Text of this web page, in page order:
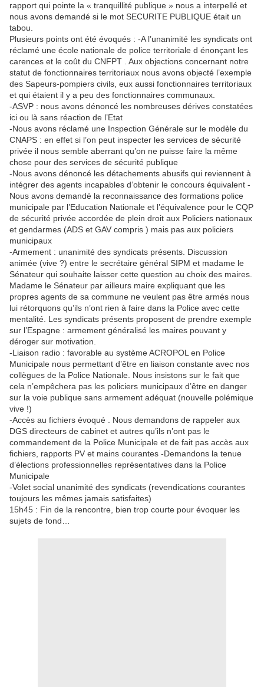
rapport qui pointe la « tranquillité publique » nous a interpellé et
nous avons demandé si le mot SECURITE PUBLIQUE était un
tabou.
Plusieurs points ont été évoqués : -A l’unanimité les syndicats ont
réclamé une école nationale de police territoriale d énonçant les
carences et le coût du CNFPT . Aux objections concernant notre
statut de fonctionnaires territoriaux nous avons objecté l’exemple
des Sapeurs-pompiers civils, eux aussi fonctionnaires territoriaux
et qui étaient il y a peu des fonctionnaires communaux.
-ASVP : nous avons dénoncé les nombreuses dérives constatées
ici ou là sans réaction de l’Etat
-Nous avons réclamé une Inspection Générale sur le modèle du
CNAPS : en effet si l’on peut inspecter les services de sécurité
privée il nous semble aberrant qu’on ne puisse faire la même
chose pour des services de sécurité publique
-Nous avons dénoncé les détachements abusifs qui reviennent à
intégrer des agents incapables d’obtenir le concours équivalent -
Nous avons demandé la reconnaissance des formations police
municipale par l’Education Nationale et l’équivalence pour le CQP
de sécurité privée accordée de plein droit aux Policiers nationaux
et gendarmes (ADS et GAV compris ) mais pas aux policiers
municipaux
-Armement : unanimité des syndicats présents. Discussion
animée (vive ?) entre le secrétaire général SIPM et madame le
Sénateur qui souhaite laisser cette question au choix des maires.
Madame le Sénateur par ailleurs maire expliquant que les
propres agents de sa commune ne veulent pas être armés nous
lui rétorquons qu’ils n’ont rien à faire dans la Police avec cette
mentalité. Les syndicats présents proposent de prendre exemple
sur l’Espagne : armement généralisé les maires pouvant y
déroger sur motivation.
-Liaison radio : favorable au système ACROPOL en Police
Municipale nous permettant d’être en liaison constante avec nos
collègues de la Police Nationale. Nous insistons sur le fait que
cela n’empêchera pas les policiers municipaux d’être en danger
sur la voie publique sans armement adéquat (nouvelle polémique
vive !)
-Accès au fichiers évoqué . Nous demandons de rappeler aux
DGS directeurs de cabinet et autres qu’ils n’ont pas le
commandement de la Police Municipale et de fait pas accès aux
fichiers, rapports PV et mains courantes -Demandons la tenue
d’élections professionnelles représentatives dans la Police
Municipale
-Volet social unanimité des syndicats (revendications courantes
toujours les mêmes jamais satisfaites)
15h45 : Fin de la rencontre, bien trop courte pour évoquer les
sujets de fond…